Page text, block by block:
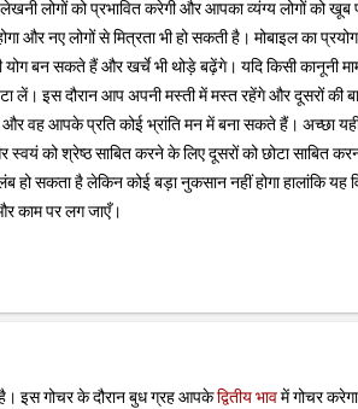
लोगों को प्रभावित करेगी और आपका व्यंग्य लोगों को
और नए लोगों से मित्रता भी हो सकती है। मोबाइल का
बन सकते हैं और खर्चे भी थोड़े बढ़ेंगे। यदि किसी कानूनी
लें। इस दौरान आप अपनी मस्ती में मस्त रहेंगे और दूसरों की
वह आपके प्रति कोई भ्रांति मन में बना सकते हैं। अच्छा यही
को श्रेष्ठ साबित करने के लिए दूसरों को छोटा साबित
सकता है लेकिन कोई बड़ा नुकसान नहीं होगा हालांकि
काम पर लग जाएँ।
है। इस गोचर के दौरान बुध ग्रह आपकेद्वितीय भावमें गोचर